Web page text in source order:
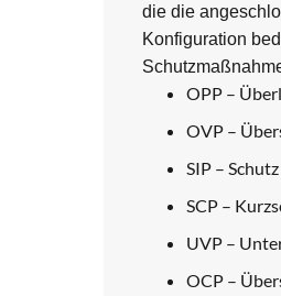
die die
Konfiguration
OPP –
OVP –
SIP –
SCP –
UVP –
OCP –